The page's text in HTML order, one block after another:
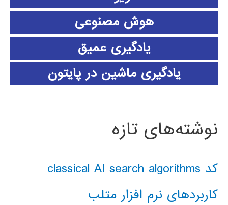
هوش مصنوعی
یادگیری عمیق
یادگیری ماشین در پایتون
نوشته‌های تازه
کد classical AI search algorithms
کاربردهای نرم افزار متلب